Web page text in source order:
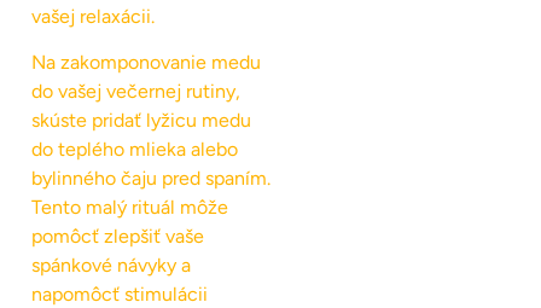
vašej relaxácii.
Na zakomponovanie medu
do vašej večernej rutiny,
skúste pridať lyžicu medu
do teplého mlieka alebo
bylinného čaju pred spaním.
Tento malý rituál môže
pomôcť zlepšiť vaše
spánkové návyky a
napomôcť stimulácii